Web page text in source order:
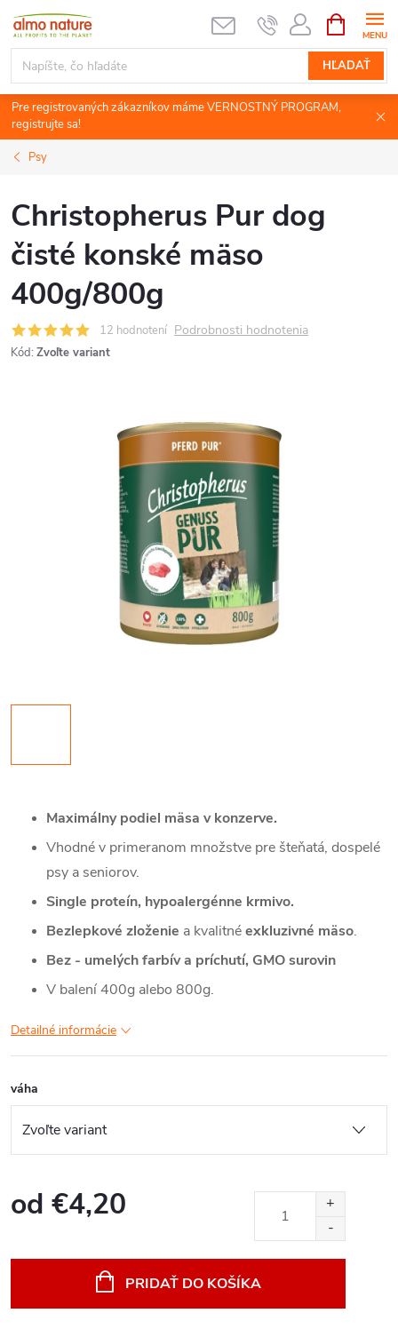
Prejsť
obsah
HĽADAŤ
KOŠÍK
Pre registrovaných zákazníkov máme VERNOSTNÝ PROGRAM,
registrujte sa!
Psy
Christopherus Pur dog
čisté konské mäso
400g/800g
12 hodnotení Podrobnosti hodnotenia
Kód: Zvoľte variant
Maximálny podiel mäsa v konzerve.
Vhodné v primeranom množstve pre šteňatá, dospelé
psy a seniorov.
Single proteín, hypoalergénne krmivo.
Bezlepkové zloženie a kvalitnéexkluzivné mäso.
Bez - umelých farbív a príchutí, GMO surovin
V balení 400g alebo 800g.
Detailné informácie
váha
od €4,20
PRIDAŤ DO KOŠÍKA